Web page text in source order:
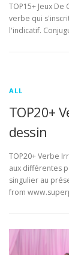
TOP15+ Jeux
verbe qui
l'indicatif.
ALL
TOP20+
dessin
TOP20+ Verbe
aux différentes
singulier au
from